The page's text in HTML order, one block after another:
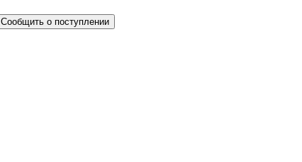
Сообщить о поступлении